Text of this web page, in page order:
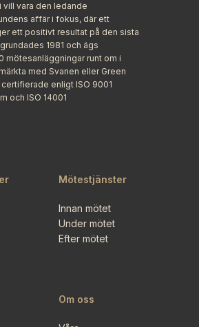
vill vara den ledande
affär i fokus, där ett
ett positivt resultat på den sista
1981 och ägs
mötesanläggningar runt om i
med Svanen eller Green
enligt ISO 9001
och ISO 14001
Mötestjänster
Innan mötet
Under mötet
Efter mötet
Om oss